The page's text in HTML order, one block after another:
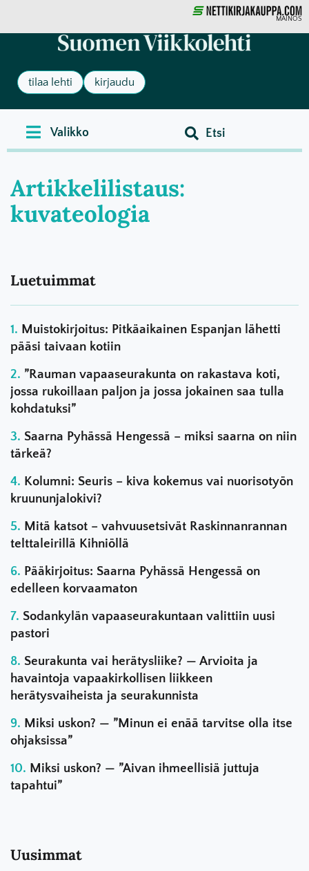
MAINOS
tilaa lehti kirjaudu
Artikkelilistaus:
kuvateologia
Luetuimmat
Muistokirjoitus: Pitkäaikainen Espanjan lähetti
pääsi taivaan kotiin
”Rauman vapaaseurakunta on rakastava koti,
jossa rukoillaan paljon ja jossa jokainen saa tulla
kohdatuksi”
Saarna Pyhässä Hengessä – miksi saarna on niin
tärkeä?
Kolumni: Seuris – kiva kokemus vai nuorisotyön
kruununjalokivi?
Mitä katsot – vahvuusetsivät Raskinnanrannan
telttaleirillä Kihniöllä
Pääkirjoitus: Saarna Pyhässä Hengessä on
edelleen korvaamaton
Sodankylän vapaaseurakuntaan valittiin uusi
pastori
Seurakunta vai herätysliike? — Arvioita ja
havaintoja vapaakirkollisen liikkeen
herätysvaiheista ja seurakunnista
Miksi uskon? — ”Minun ei enää tarvitse olla itse
ohjaksissa”
Miksi uskon? — ”Aivan ihmeellisiä juttuja
tapahtui”
Uusimmat